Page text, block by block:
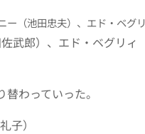
ー（池田忠夫）、エド・ベグリ
武郎）、エド・ベグリィ
わっていった。
子）